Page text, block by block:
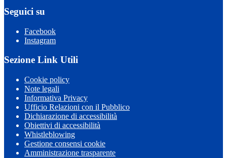
Seguici su
Facebook
Instagram
Sezione Link Utili
Cookie policy
Note legali
Informativa Privacy
Ufficio Relazioni con il Pubblico
Dichiarazione di accessibilità
Obiettivi di accessibilità
Whistleblowing
Gestione consensi cookie
Amministrazione trasparente